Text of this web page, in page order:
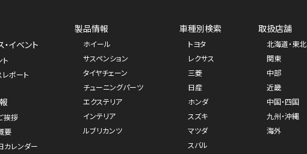
・イベント
ト
レポート
挨拶
要
カレンダー
製品情報
ホイール
サスペンション
タイヤチェーン
チューニングパーツ
エクステリア
インテリア
ルブリカンツ
車種別検索
トヨタ
レクサス
三菱
日産
ホンダ
スズキ
マツダ
スバル
取扱店舗
北海道・東北
関東
中部
近畿
中国・四国
九州・沖縄
海外